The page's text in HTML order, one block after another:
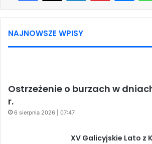
NAJNOWSZE WPISY
Ostrzeżenie o burzach w
r.
6 sierpnia 2026 | 07:47
XV Galicyjskie Lato z